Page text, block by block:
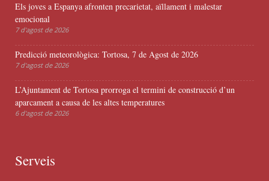
Els joves a Espanya afronten precarietat, aïllament i malestar
emocional
7 d'agost de 2026
Predicció meteorològica: Tortosa, 7 de Agost de 2026
7 d'agost de 2026
L’Ajuntament de Tortosa prorroga el termini de construcció d’un
aparcament a causa de les altes temperatures
6 d'agost de 2026
Serveis